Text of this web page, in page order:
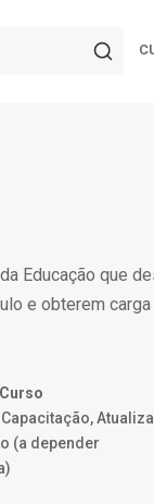
Educação que
e obterem carga
(a depender